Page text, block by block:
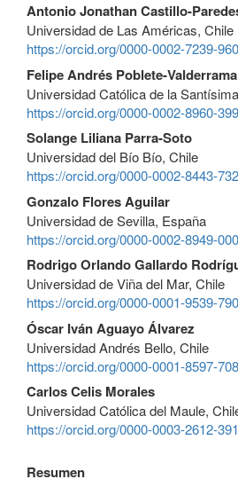
Antonio Jonathan Castillo-
Universidad de Las Américas, Chile
https://orcid.org/0000-0002-7239-
Felipe Andrés Poblete-Valderrama
Universidad Católica de la
https://orcid.org/0000-0002-8960-
Solange Liliana Parra-Soto
Universidad del Bío Bío, Chile
https://orcid.org/0000-0002-8443-
Gonzalo Flores Aguilar
Universidad de Sevilla, España
https://orcid.org/0000-0002-8949-
Rodrigo Orlando Gallardo
Universidad de Viña del Mar, Chile
https://orcid.org/0000-0001-9539-
Óscar Iván Aguayo Álvarez
Universidad Andrés Bello, Chile
https://orcid.org/0000-0001-8597-
Carlos Celis Morales
Universidad Católica del Maule,
https://orcid.org/0000-0003-2612-
Resumen